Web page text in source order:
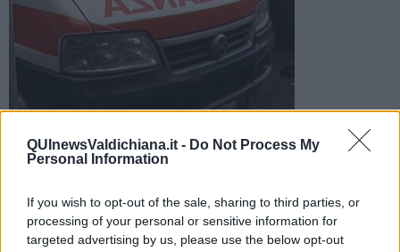
QUInewsValdichiana.it - Do Not Process My
Personal Information
If you wish to opt-out of the sale, sharing to third parties, or
processing of your personal or sensitive information for
targeted advertising by us, please use the below opt-out
Un uomo di 46 anni e una donna di 47 sono stati soccorsi dal
personale sanitario del 118 e trasportati in codice rosso al
pronto soccorso delle Scotte